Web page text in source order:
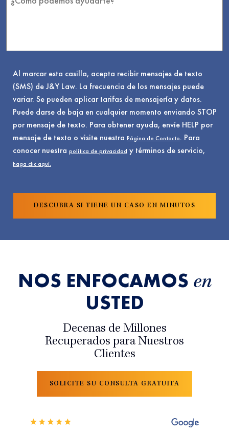
Al marcar esta casilla, acepta recibir mensajes de texto
(SMS) de J&Y Law. La frecuencia de los mensajes puede
variar. Se pueden aplicar tarifas de mensajería y datos.
Puede darse de baja en cualquier momento enviando STOP
por mensaje de texto. Para obtener ayuda, envíe HELP por
mensaje de texto o visite nuestra Página de Contacto. Para
conocer nuestra política de privacidad y términos de servicio,
haga clic aquí.
NOS ENFOCAMOS en
USTED
Decenas de Millones
Recuperados para Nuestros
Clientes
SOLICITE SU CONSULTA GRATUITA